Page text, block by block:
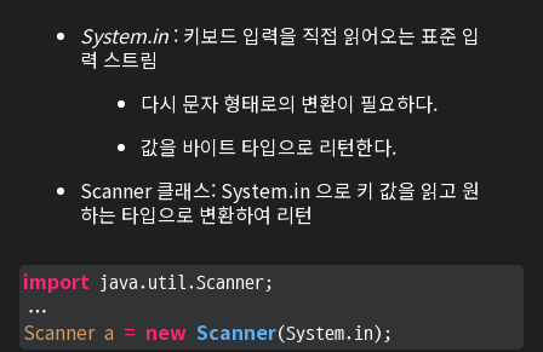
System.in : 키보드 입력을 직접 읽어오는 표준 입
력 스트림
다시 문자 형태로의 변환이 필요하다.
값을 바이트 타입으로 리턴한다.
Scanner 클래스: System.in 으로 키 값을 읽고 원
하는 타입으로 변환하여 리턴
import java.util.Scanner;
Scanner a = new Scanner(System.in);